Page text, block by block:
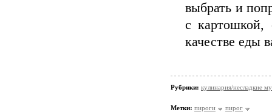
выбрать и
с
качестве еды
Рубрики: кулинария/несладкие
Метки: пироги пирог